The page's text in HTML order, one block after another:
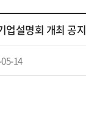
설명회 개최 공지
14